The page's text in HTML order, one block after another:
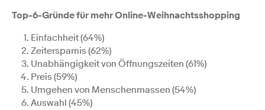
Top-6-Gründe für mehr Online-Weihnachtsshopping
Einfachheit (64%)
Zeitersparnis (62%)
Unabhängigkeit von Öffnungszeiten (61%)
Preis (59%)
Umgehen von Menschenmassen (54%)
Auswahl (45%)